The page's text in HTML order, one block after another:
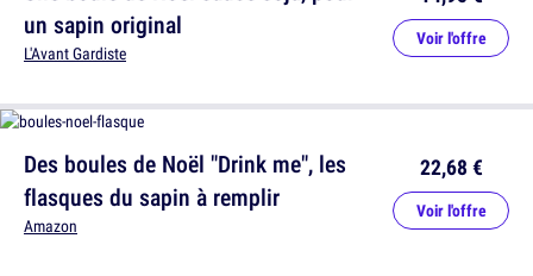
Des boules de Noël "Drink me", les
flasques du sapin à remplir
Amazon
22,68 €
Voir l'offre
un sapin original
L'Avant Gardiste
Voir l'offre